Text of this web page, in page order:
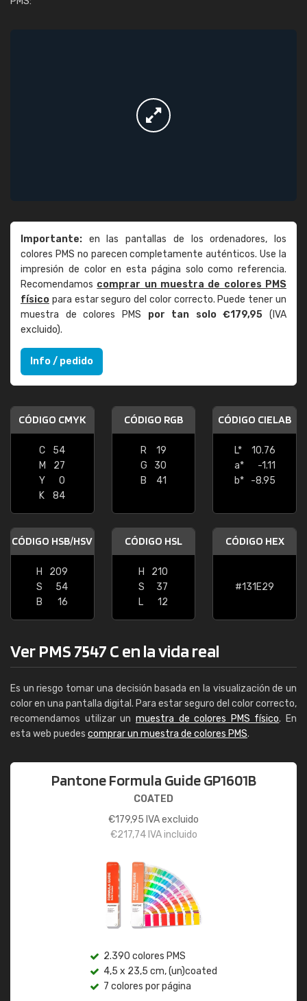
Importante: en las pantallas de los ordenadores, los
colores PMS no parecen completamente auténticos. Use la
impresión de color en esta página solo como referencia.
Recomendamos comprar un muestra de colores PMS
físico para estar seguro del color correcto. Puede tener un
muestra de colores PMS por tan solo €179,95 (IVA
excluido).
Info / pedido
CÓDIGO CMYK
C
54
M
27
Y
0
K
84
CÓDIGO RGB
R
19
G
30
B
41
CÓDIGO CIELAB
L*
10.76
a*
-1.11
b*
-8.95
CÓDIGO HSB/HSV
H
209
S
54
B
16
CÓDIGO HSL
H
210
S
37
L
12
CÓDIGO HEX
#131E29
Ver PMS 7547 C en la vida real
Es un riesgo tomar una decisión basada en la visualización de un
color en una pantalla digital. Para estar seguro del color correcto,
recomendamos utilizar un muestra de colores PMS físico. En
esta web puedes comprar un muestra de colores PMS.
Pantone Formula Guide GP1601B
COATED
€179,95 IVA excluido
€217,74IVA incluido
2.390 colores PMS
4,5 x 23,5 cm, (un)coated
7 colores por página